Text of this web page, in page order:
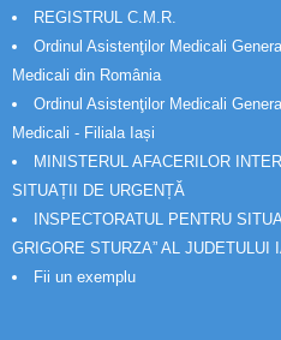
REGISTRUL C.M.R.
Ordinul Asistenţilor Medicali
Medicali din România
Ordinul Asistenţilor Medicali
Medicali - Filiala Iași
MINISTERUL AFACERILOR
SITUAȚII DE URGENȚĂ
INSPECTORATUL PENTRU
GRIGORE STURZA” AL JUDETULUI
Fii un exemplu